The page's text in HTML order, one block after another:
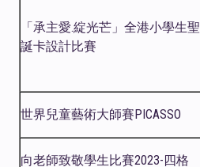
「承主愛.綻光芒」全港小學生聖
誕卡設計比賽
世界兒童藝術大師賽PICASSO
向老師致敬學生比賽2023-四格